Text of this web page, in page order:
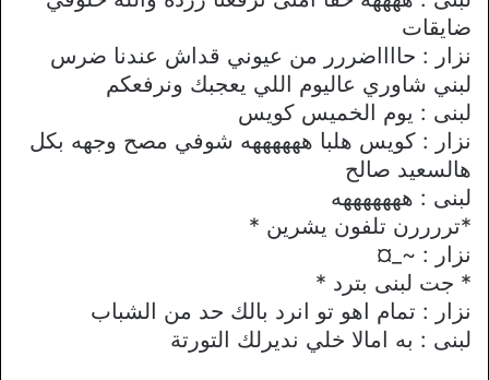
ضايقات
نزار : حااااضررر من عيوني قداش عندنا ضرس
لبني شاوري عاليوم اللي يعجبك ونرفعكم
لبنى : يوم الخميس كويس
نزار : كويس هلبا ههههههه شوفي مصح وجهه بكل
هالسعيد صالح
لبنى : هههههههه
*تررررن تلفون يشرين *
نزار : ~_¤
* جت لبنى بترد *
نزار : تمام اهو تو انرد بالك حد من الشباب
لبنى : به اماﻻ خلي نديرلك التورتة